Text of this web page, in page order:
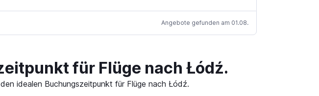
Angebote gefunden am 01.08.
für Flüge nach Łódź.
idealen Buchungszeitpunkt für Flüge nach Łódź.